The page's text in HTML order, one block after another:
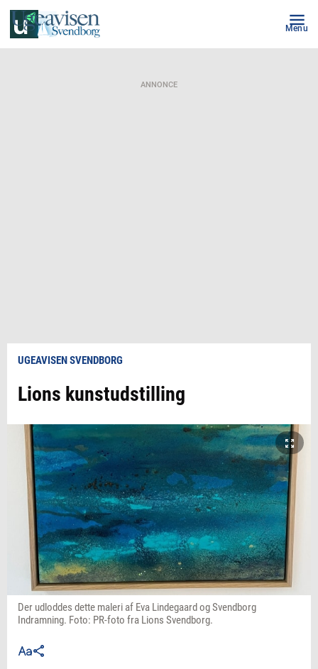
Menu
ANNONCE
UGEAVISEN SVENDBORG
Lions kunstudstilling
Der udloddes dette maleri af Eva Lindegaard og Svendborg
Indramning. Foto: PR-foto fra Lions Svendborg.